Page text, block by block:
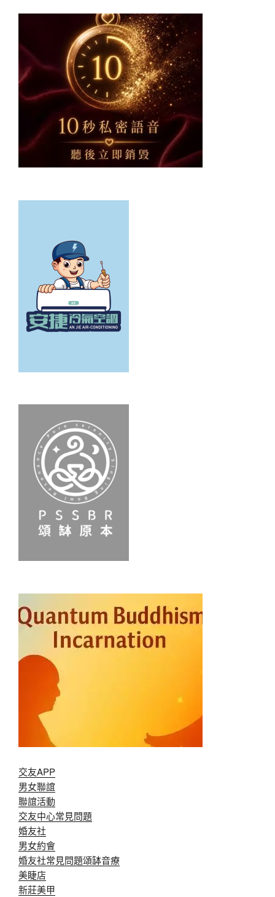
交友APP
男女聯誼
聯誼活動
交友中心常見問題
婚友社
男女約會
婚友社常見問題頌缽音療
美睫店
新莊美甲